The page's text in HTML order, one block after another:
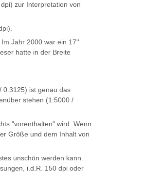
zur Interpretation von
Jahr 2000 war ein 17''
hatte in der Breite
0.3125) ist genau das
stehen (1:5000 /
"vorenthalten" wird. Wenn
Größe und dem Inhalt von
unschön werden kann.
i.d.R. 150 dpi oder